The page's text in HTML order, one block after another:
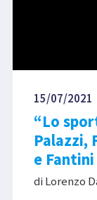
15/07/2021
“Lo
Palazzi,
e Fantini
di Lorenzo